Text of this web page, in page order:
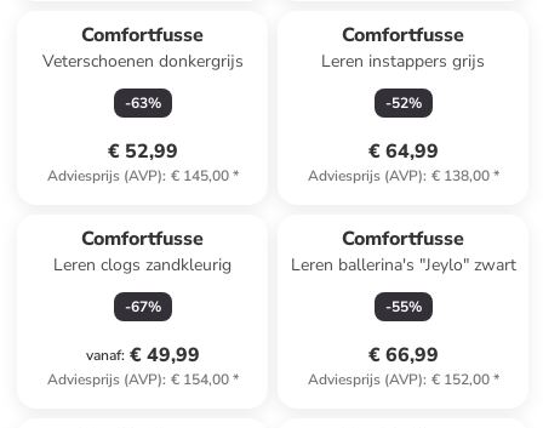
Comfortfusse
Veterschoenen donkergrijs
-63%
€ 52,99
Adviesprijs (AVP): € 145,00*
Comfortfusse
Leren instappers grijs
-52%
€ 64,99
Adviesprijs (AVP): € 138,00*
Comfortfusse
Leren clogs zandkleurig
-67%
vanaf: € 49,99
Adviesprijs (AVP): € 154,00*
Comfortfusse
Leren ballerina's "Jeylo" zwart
-55%
€ 66,99
Adviesprijs (AVP): € 152,00*